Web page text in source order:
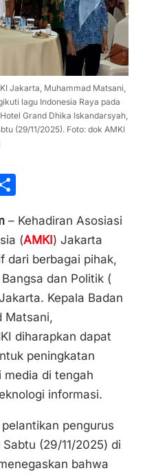
Jakarta, Muhammad Matsani,
lagu Indonesia Raya pada
Grand Dhika Iskandarsyah,
(29/11/2025). Foto: dok AMKI
ar
e
– Kehadiran Asosiasi
(AMKI) Jakarta
dari berbagai pihak,
dan Politik (
Kepala Badan
Matsani,
diharapkan dapat
peningkatan
media di tengah
informasi.
pengurus
(29/11/2025) di
bahwa